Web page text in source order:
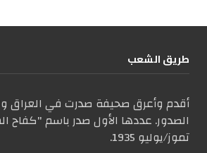
طریق الشعب
أقدم وأعرق صحيفة صدرت في العراق
تموز/يوليو 1935.